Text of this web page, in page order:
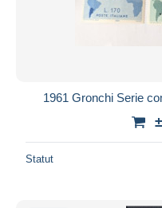
1961 Gronchi Serie
Statut